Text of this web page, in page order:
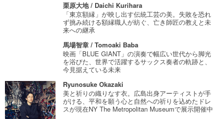
栗原大地 / Daichi Kurihara
「東京額縁」が映し出す伝統工芸の美。失敗を恐れ
ず挑み続ける額縁職人が紡ぐ、亡き師匠の教えと未
来への継承
馬場智章 / Tomoaki Baba
映画「BLUE GIANT」の演奏で幅広い世代から脚光
を浴びた、世界で活躍するサックス奏者の軌跡と、
今見据えている未来
Ryunosuke Okazaki
美と祈りの織りなす衣。広島出身アーティストが手
がける、平和を願う心と自然への祈りを込めたドレ
スが現在NY The Metropolitan Museumで展示開催中